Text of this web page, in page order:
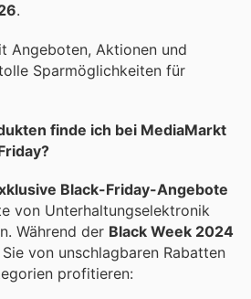
.
Angeboten, Aktionen und
Sparmöglichkeiten für
finde ich bei MediaMarkt
Black-Friday-Angebote
von Unterhaltungselektronik
Während der Black Week 2024
von unschlagbaren Rabatten
profitieren: